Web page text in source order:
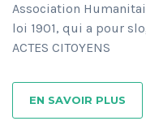
Association
loi 1901, qui a pour
ACTES CITOYENS
EN SAVOIR PLUS